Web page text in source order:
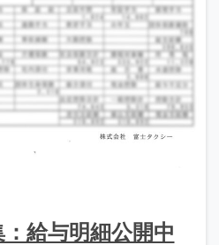
給与明細公開中